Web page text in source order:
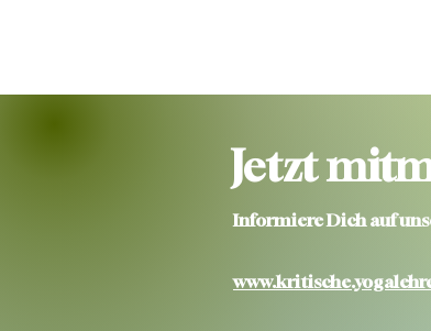
Jetzt
Informiere Dich auf